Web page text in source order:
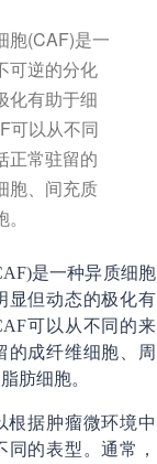
胞(CAF)是一
可逆的分化
化有助于细
可以从不同
正常驻留的
胞、间充质
是一种异质细胞
显但动态的极化有
可以从不同的来
的成纤维细胞、周
肪细胞。
根据肿瘤微环境中
的表型。通常，